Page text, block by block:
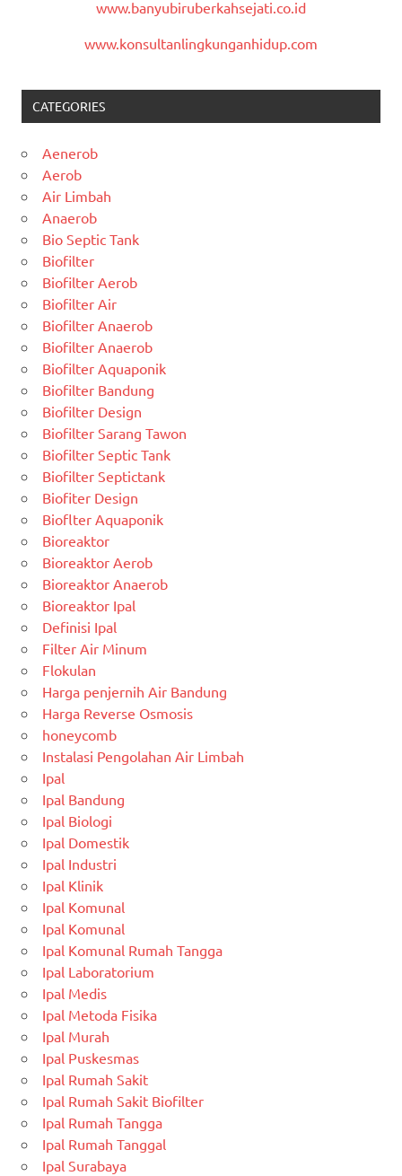
www.banyubiruberkahsejati.co.id
www.konsultanlingkunganhidup.com
CATEGORIES
Aenerob
Aerob
Air Limbah
Anaerob
Bio Septic Tank
Biofilter
Biofilter Aerob
Biofilter Air
Biofilter Anaerob
Biofilter Anaerob
Biofilter Aquaponik
Biofilter Bandung
Biofilter Design
Biofilter Sarang Tawon
Biofilter Septic Tank
Biofilter Septictank
Biofiter Design
Bioflter Aquaponik
Bioreaktor
Bioreaktor Aerob
Bioreaktor Anaerob
Bioreaktor Ipal
Definisi Ipal
Filter Air Minum
Flokulan
Harga penjernih Air Bandung
Harga Reverse Osmosis
honeycomb
Instalasi Pengolahan Air Limbah
Ipal
Ipal Bandung
Ipal Biologi
Ipal Domestik
Ipal Industri
Ipal Klinik
Ipal Komunal
Ipal Komunal
Ipal Komunal Rumah Tangga
Ipal Laboratorium
Ipal Medis
Ipal Metoda Fisika
Ipal Murah
Ipal Puskesmas
Ipal Rumah Sakit
Ipal Rumah Sakit Biofilter
Ipal Rumah Tangga
Ipal Rumah Tanggal
Ipal Surabaya